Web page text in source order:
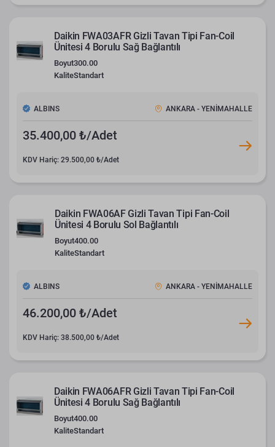
Daikin FWA03AFR Gizli Tavan Tipi Fan-Coil
Ünitesi 4 Borulu Sağ Bağlantılı
Boyut300.00
KaliteStandart
ALBINS ANKARA - YENİMAHALLE
35.400,00 ₺/Adet
KDV Hariç: 29.500,00 ₺/Adet
Daikin FWA06AF Gizli Tavan Tipi Fan-Coil
Ünitesi 4 Borulu Sol Bağlantılı
Boyut400.00
KaliteStandart
ALBINS ANKARA - YENİMAHALLE
46.200,00 ₺/Adet
KDV Hariç: 38.500,00 ₺/Adet
Daikin FWA06AFR Gizli Tavan Tipi Fan-Coil
Ünitesi 4 Borulu Sağ Bağlantılı
Boyut400.00
KaliteStandart